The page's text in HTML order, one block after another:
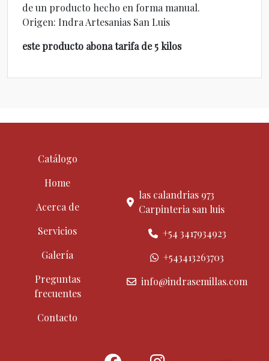
de un producto hecho en forma manual.
Origen: Indra Artesanias San Luis
este producto abona tarifa de 5 kilos
Catálogo
Home
Acerca de
Servicios
Galería
Preguntas
frecuentes
Contacto
las calandrias 973
Carpinteria san luis
+54 3417934923
+543413263703
info@indrasemillas.com